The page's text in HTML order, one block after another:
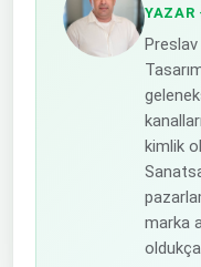
YAZAR
kimlik
marka